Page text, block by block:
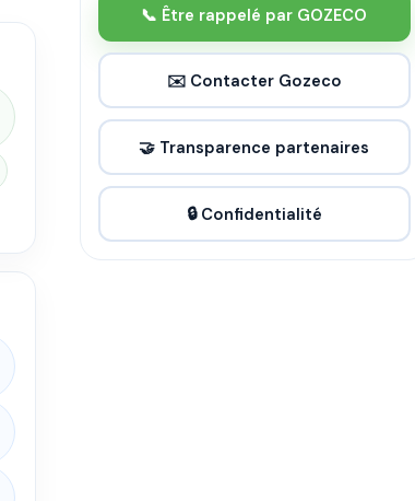
📞 Être rappelé par GOZECO
✉️ Contacter Gozeco
🤝 Transparence partenaires
🔒 Confidentialité